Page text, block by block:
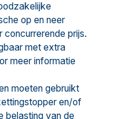
op en neer
concurrerende prijs.
met extra
meer informatie
moeten gebruikt
en/of
belasting van de